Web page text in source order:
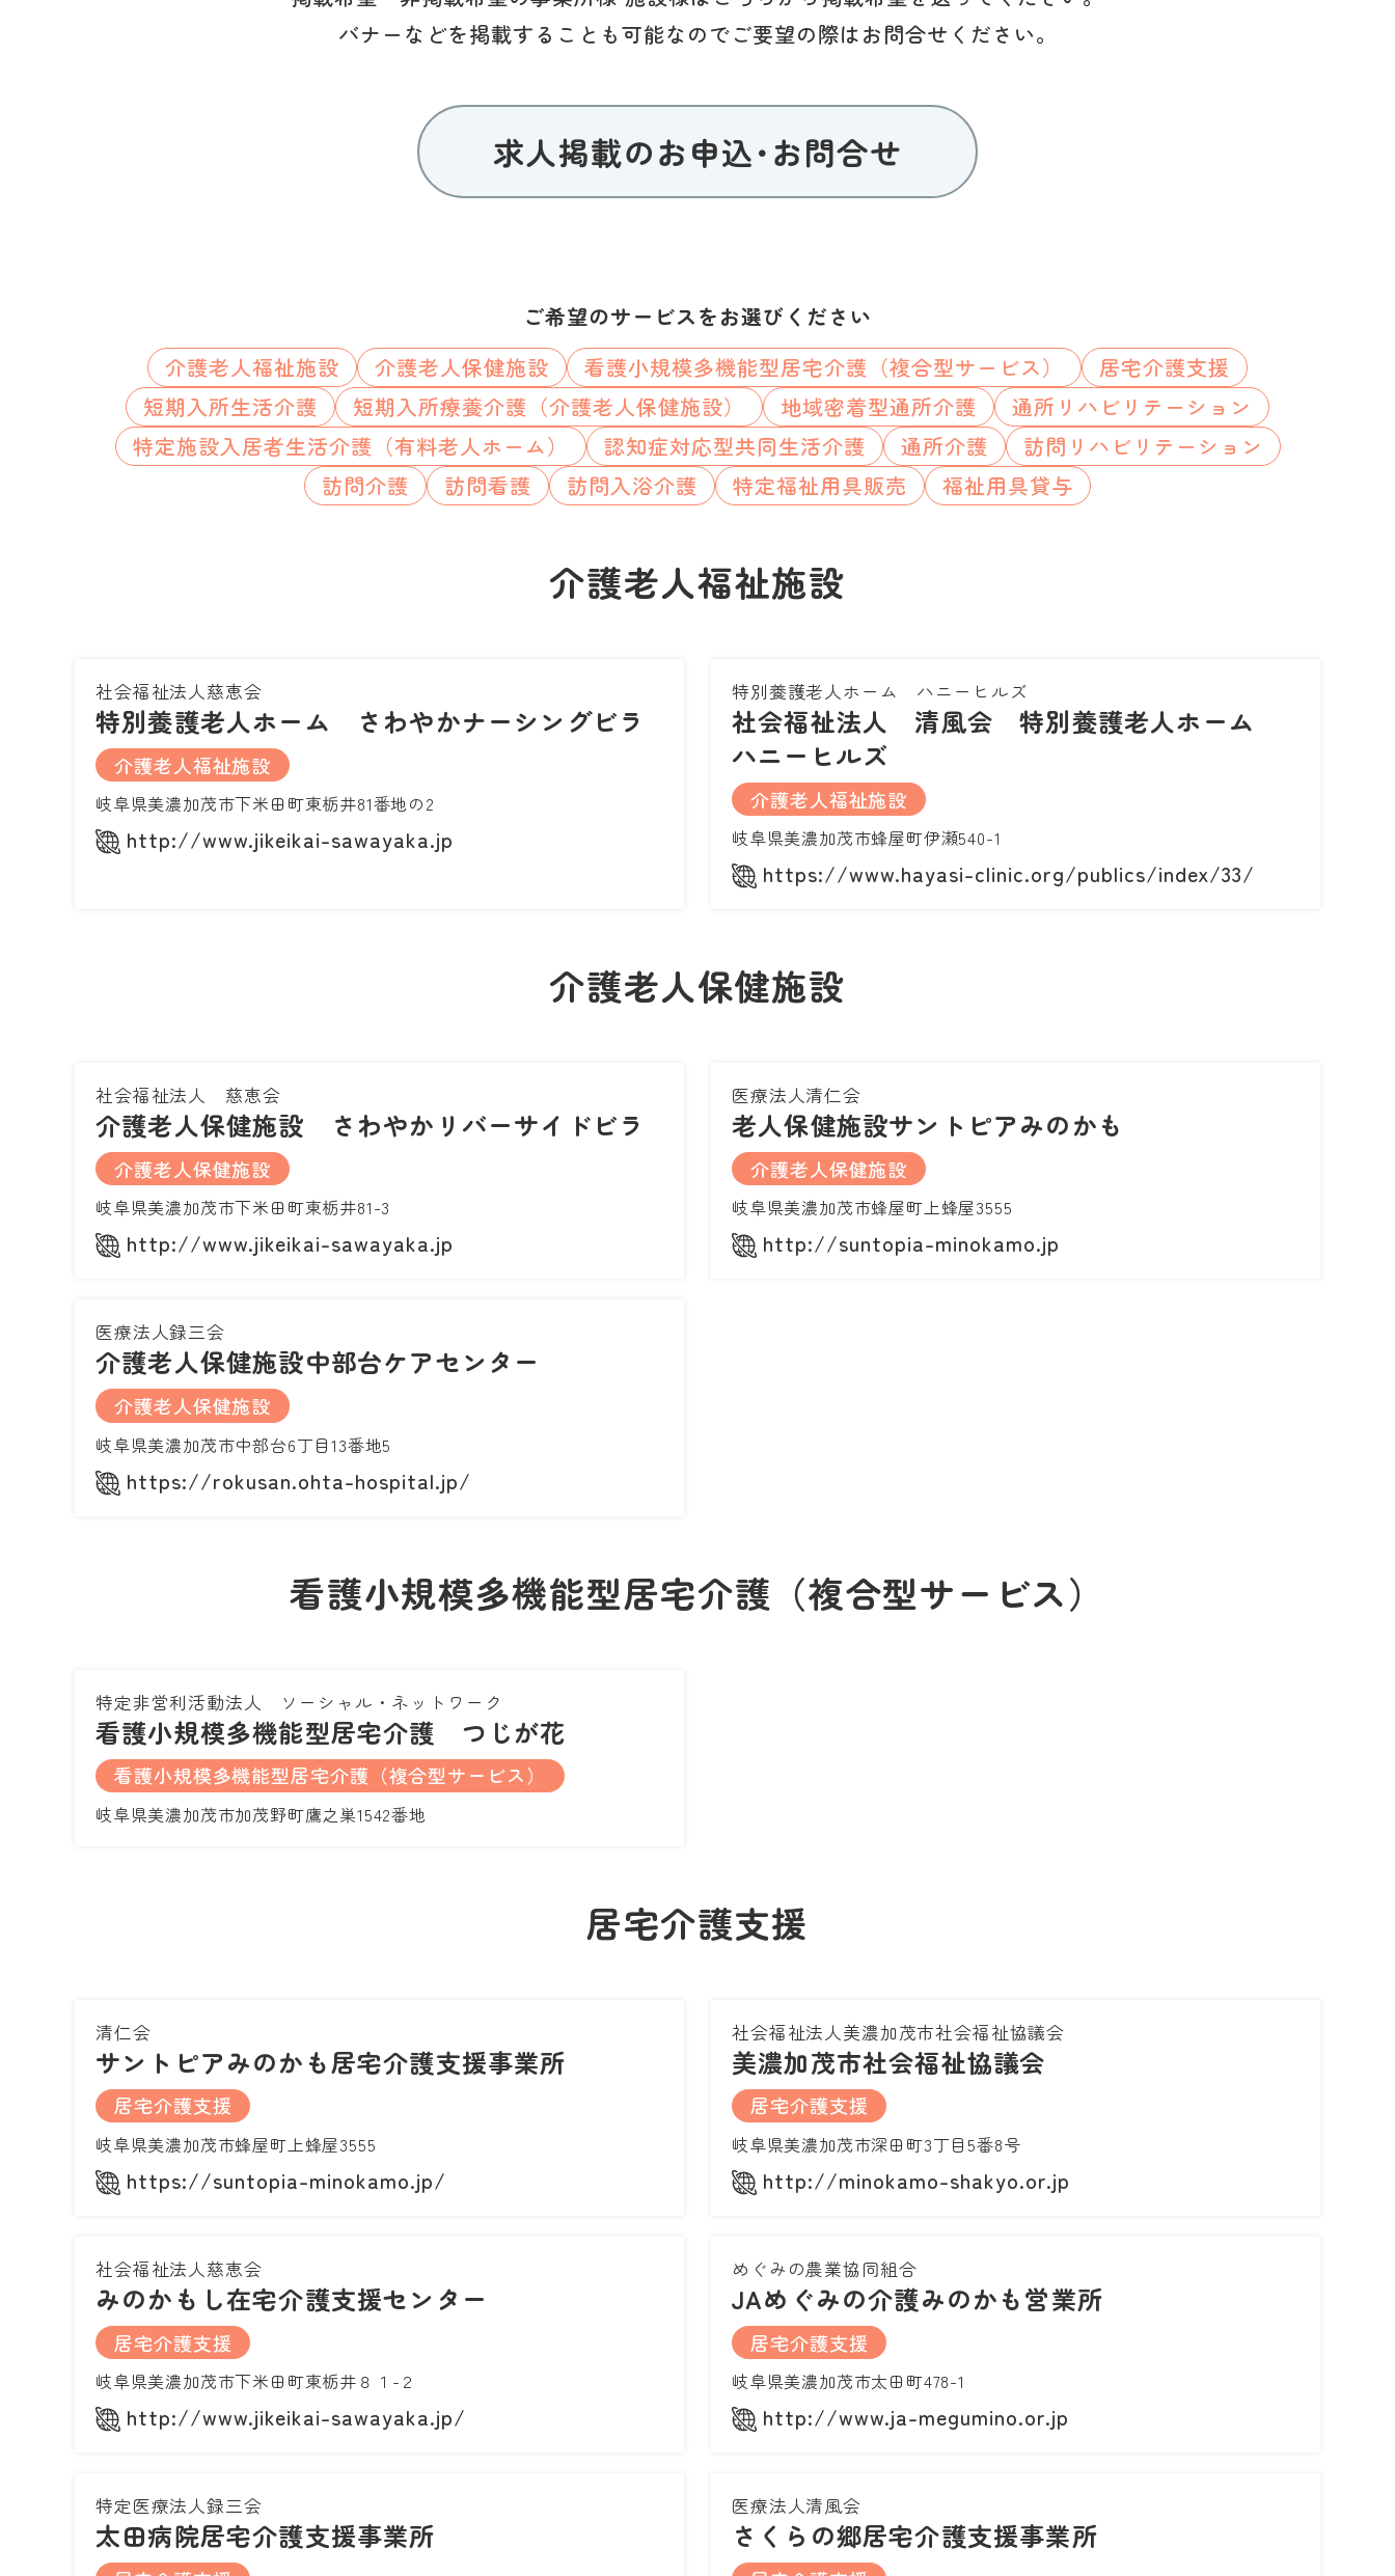
バナーなどを掲載することも可能なのでご要望の際はお問合せください。
求人掲載のお申込･お問合せ
ご希望のサービスをお選びください
介護老人福祉施設
介護老人保健施設 看護小規模多機能型居宅介護（複合型サービス）
居宅介護支援
短期入所生活介護
短期入所療養介護（介護老人保健施設） 地域密着型通所介護
通所リハビリテーション
特定施設入居者生活介護（有料老人ホーム）
認知症対応型共同生活介護 通所介護
訪問リハビリテーション
訪問介護
訪問看護 訪問入浴介護 特定福祉用具販売 福祉用具貸与
介護老人福祉施設
社会福祉法人慈恵会
特別養護老人ホーム さわやかナーシングビラ
介護老人福祉施設
岐阜県美濃加茂市下米田町東栃井81番地の2
http://www.jikeikai-sawayaka.jp
特別養護老人ホーム ハニーヒルズ
社会福祉法人 清風会 特別養護老人ホーム
ハニーヒルズ
介護老人福祉施設
岐阜県美濃加茂市蜂屋町伊瀬540-1
https://www.hayasi-clinic.org/publics/index/33/
介護老人保健施設
社会福祉法人 慈恵会
介護老人保健施設 さわやかリバーサイドビラ
介護老人保健施設
岐阜県美濃加茂市下米田町東栃井81-3
http://www.jikeikai-sawayaka.jp
医療法人清仁会
老人保健施設サントピアみのかも
介護老人保健施設
岐阜県美濃加茂市蜂屋町上蜂屋3555
http://suntopia-minokamo.jp
医療法人録三会
介護老人保健施設中部台ケアセンター
介護老人保健施設
岐阜県美濃加茂市中部台6丁目13番地5
https://rokusan.ohta-hospital.jp/
看護小規模多機能型居宅介護（複合型サービス）
特定非営利活動法人 ソーシャル・ネットワーク
看護小規模多機能型居宅介護 つじが花
看護小規模多機能型居宅介護（複合型サービス）
岐阜県美濃加茂市加茂野町鷹之巣1542番地
居宅介護支援
清仁会
サントピアみのかも居宅介護支援事業所
居宅介護支援
岐阜県美濃加茂市蜂屋町上蜂屋3555
https://suntopia-minokamo.jp/
社会福祉法人美濃加茂市社会福祉協議会
美濃加茂市社会福祉協議会
居宅介護支援
岐阜県美濃加茂市深田町3丁目5番8号
http://minokamo-shakyo.or.jp
社会福祉法人慈恵会
みのかもし在宅介護支援センター
居宅介護支援
岐阜県美濃加茂市下米田町東栃井８１-２
http://www.jikeikai-sawayaka.jp/
めぐみの農業協同組合
JAめぐみの介護みのかも営業所
居宅介護支援
岐阜県美濃加茂市太田町478-1
http://www.ja-megumino.or.jp
特定医療法人録三会
太田病院居宅介護支援事業所
医療法人清風会
さくらの郷居宅介護支援事業所